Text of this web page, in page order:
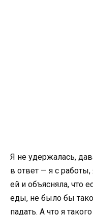
Я не удержалась,
в ответ — я с работы,
ей и объясняла, что
еды, не было бы
падать. А что я